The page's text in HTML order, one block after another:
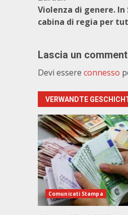
Violenza di genere.
cabina di regia per
Lascia un
Devi essere connesso
VERWANDTE
Comunicati Stampa